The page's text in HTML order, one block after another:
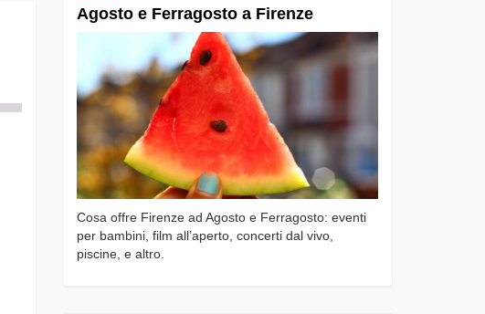
Agosto e Ferragosto a Firenze
Cosa offre Firenze ad Agosto e Ferragosto: eventi
per bambini, film all’aperto, concerti dal vivo,
piscine, e altro.